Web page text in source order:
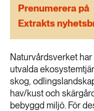
262 ARTIKLAR
Social hållbarhet
189 ARTIKLAR
Transport
Prenumerera på
Extrakts
Naturvårdsverket
utvalda
skog,
hav/kust och
bebyggd miljö. För